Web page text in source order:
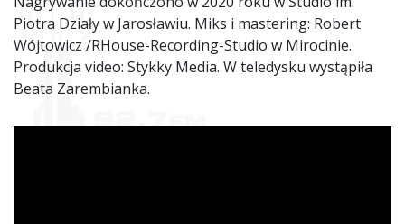
Piotra Działy w Jarosławiu. Miks i mastering: Robert
Wójtowicz /RHouse-Recording-Studio w Mirocinie.
Produkcja video: Stykky Media. W teledysku wystąpiła
Beata Zarembianka.